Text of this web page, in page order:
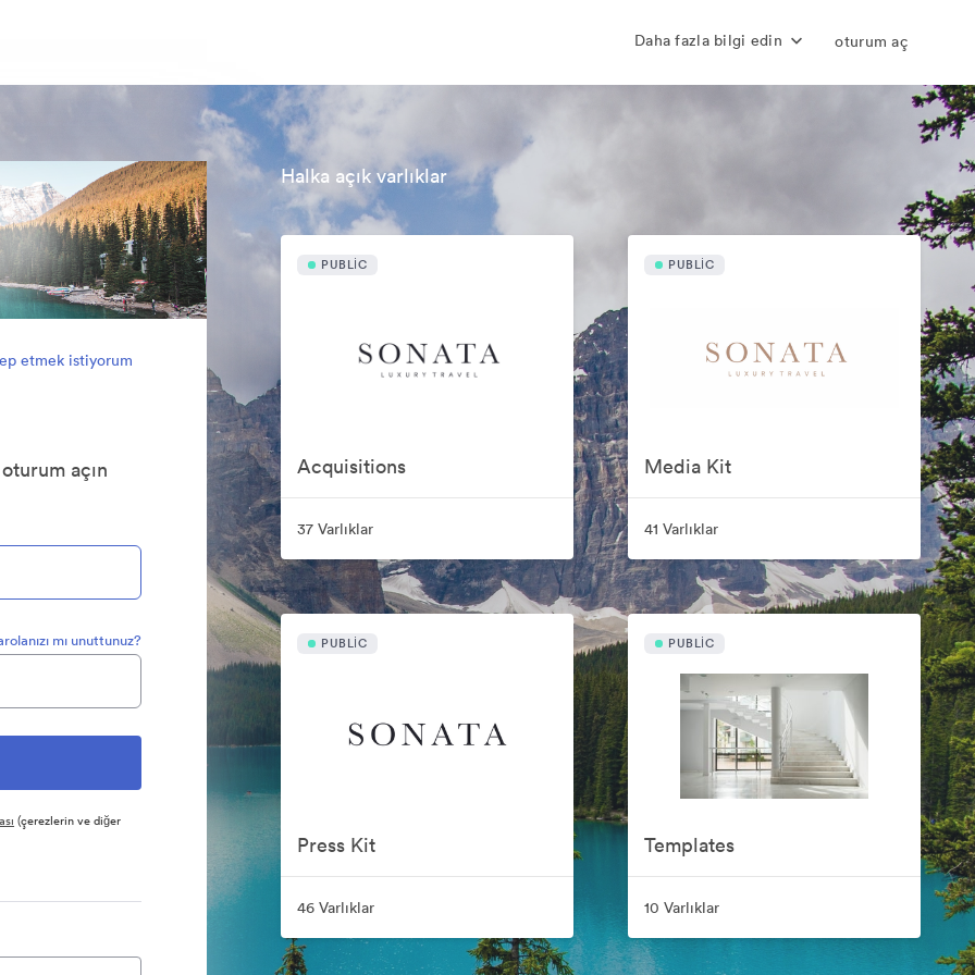
Daha fazla bilgi edin oturum aç
etmek istiyorum
açın
mı unuttunuz?
(çerezlerin ve diğer
Halka açık varlıklar
PUBLIC
Acquisitions
37 Varlıklar
PUBLIC
Media Kit
41 Varlıklar
PUBLIC
Press Kit
46 Varlıklar
PUBLIC
Templates
10 Varlıklar